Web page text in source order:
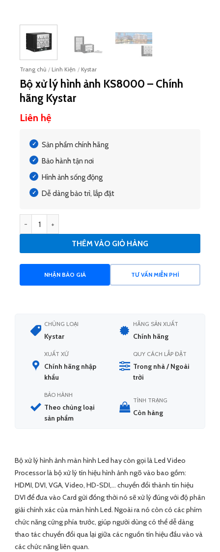
Trang chủ / Linh Kiện / Kystar
Bộ xử lý hình ảnh KS8000 – Chính
hãng Kystar
Liên hệ
Sản phẩm chính hãng
Bảo hành tận nơi
Hình ảnh sống động
Dễ dàng bảo trì, lắp đặt
THÊM VÀO GIỎ HÀNG
NHẬN BÁO GIÁ TƯ VẤN MIỄN PHÍ
CHỦNG LOẠI
Kystar
HÃNG SẢN XUẤT
Chính hãng
XUẤT XỨ
Chính hãng nhập
khẩu
QUY CÁCH LẮP ĐẶT
Trong nhà / Ngoài
trời
BẢO HÀNH
Theo chủng loại
sản phẩm
TÌNH TRẠNG
Còn hàng
Bộ xử lý hình ảnh màn hình Led hay còn gọi là Led Video
Processor là bộ xử lý tín hiệu hình ảnh ngõ vào bao gồm:
HDMI, DVI, VGA, Video, HD-SDI,… chuyển đổi thành tín hiệu
DVI để đưa vào Card gửi đồng thời nó sẽ xử lý đúng với độ phân
giải chính xác của màn hình Led. Ngoài ra nó còn có các phím
chức năng cứng phía trước, giúp người dùng có thể dễ dàng
thao tác chuyển đổi qua lại giữa các nguồn tín hiệu đầu vào và
các chức năng liên quan.